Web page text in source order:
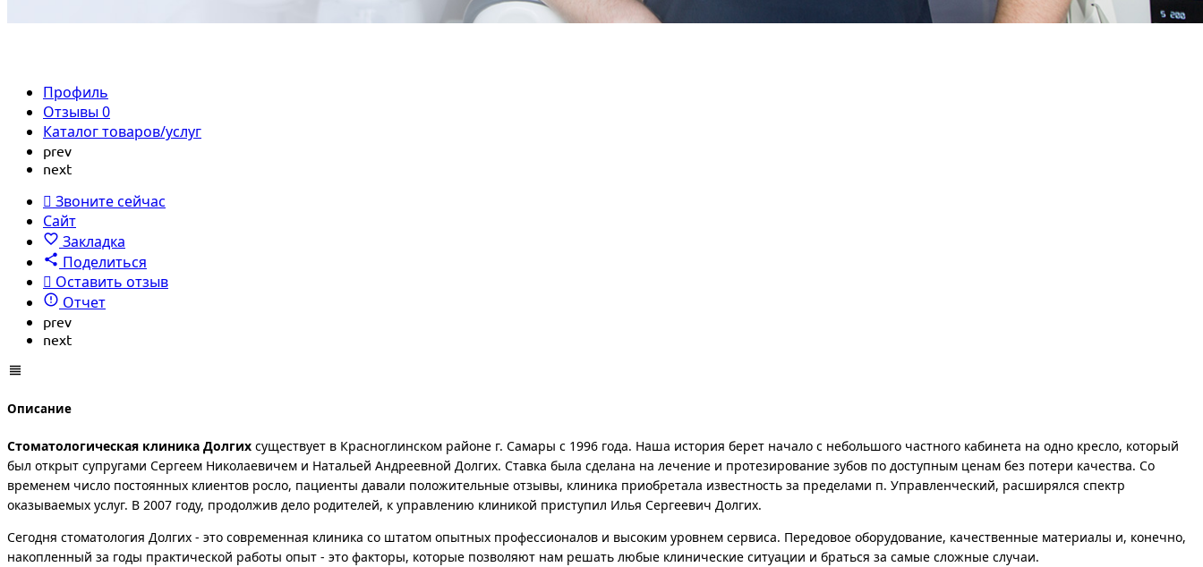
Профиль
Отзывы0
Каталог товаров/услуг
prev
next
Звоните сейчас
Сайт
Закладка
Поделиться
Оставить отзыв
Отчет
prev
next
Описание
Стоматологическая клиника Долгих существует в Красноглинском районе г. Самары с 1996 года. Наша история берет начало с небольшого частного кабинета на одно кресло, который
был открыт супругами Сергеем Николаевичем и Натальей Андреевной Долгих. Ставка была сделана на лечение и протезирование зубов по доступным ценам без потери качества. Со
временем число постоянных клиентов росло, пациенты давали положительные отзывы, клиника приобретала известность за пределами п. Управленческий, расширялся спектр
оказываемых услуг. В 2007 году, продолжив дело родителей, к управлению клиникой приступил Илья Сергеевич Долгих.
Сегодня стоматология Долгих - это современная клиника со штатом опытных профессионалов и высоким уровнем сервиса. Передовое оборудование, качественные материалы и, конечно,
накопленный за годы практической работы опыт - это факторы, которые позволяют нам решать любые клинические ситуации и браться за самые сложные случаи.